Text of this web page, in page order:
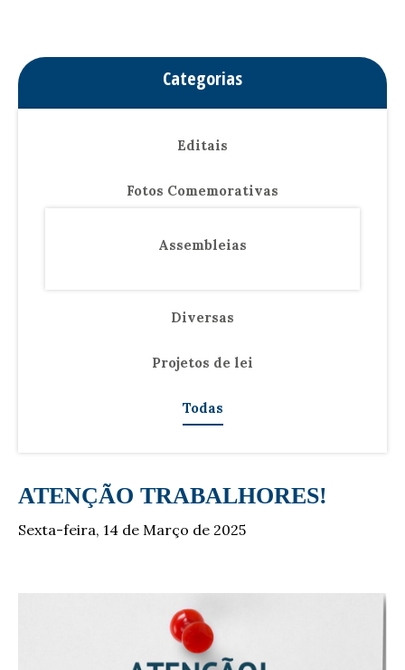
ATENÇÃO TRABALHORES!
Sexta-feira, 14 de Março de 2025
Categorias
Editais
Fotos Comemorativas
Assembleias
Diversas
Projetos de lei
Todas